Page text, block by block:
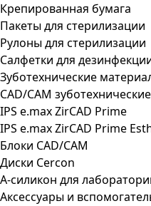
Крепированная бумага
Пакеты для стерилизации
Рулоны для стерилизации
Салфетки для
Зуботехнические
CAD/CAM
IPS e.max ZirCAD Prime
IPS e.max ZirCAD Prime
Блоки CAD/CAM
Диски Cercon
А-силикон для
Аксессуары и